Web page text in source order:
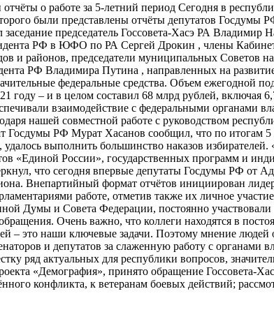
о работе за 5-летний период Сегодня в
были представлены отчёты депутатов
председатель Госсовета-Хасэ РА Владимир
РФ в ЮФО по РА Сергей Дрокин , члены
и районов, председатели муниципальных Советов
РФ Владимира Путина , направленных на
федеральные средства. Объем ежегодной
году – и в целом составил 68 млрд рублей,
взаимодействие с федеральными органами
нашей совместной работе с руководством
Госдумы РФ Мурат Хасанов сообщил, что по итогам 5
выполнить большинство наказов
«Единой России», государственных программ и
что сегодня впервые депутаты Госдумы РФ от
Внепартийный формат отчётов инициирован
работе, отметив также их личное
Думы и Совета Федерации, постоянно
Очень важно, что коллеги находятся в
– это наши ключевые задачи. Поэтому мнение людей
и депутатов за слаженную работу с органами
ряд актуальных для республики вопросов,
«Демография», принято обращение Госсовета-
конфликта, к ветеранам боевых действий;